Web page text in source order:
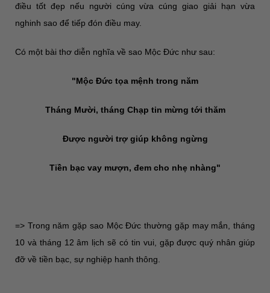
điều tốt đẹp nếu người cúng vừa cúng giao giải hạn vừa
nghinh sao để tiếp đón điều may.
Có một bài thơ diễn nghĩa về sao Mộc Đức như sau:
"Mộc Đức tọa mệnh trong năm
Tháng Mười, tháng Chạp tin mừng tới thăm
Được người trợ giúp không ngừng
Tiền bạc vay mượn, đem cho nhẹ nhàng"
=> Trong năm gặp sao Mộc Đức thường gặp may mắn, tháng
10 và tháng 12 âm lịch sẽ có tin vui, gặp được quý nhân giúp
đỡ về tiền bạc, sự nghiệp hanh thông.